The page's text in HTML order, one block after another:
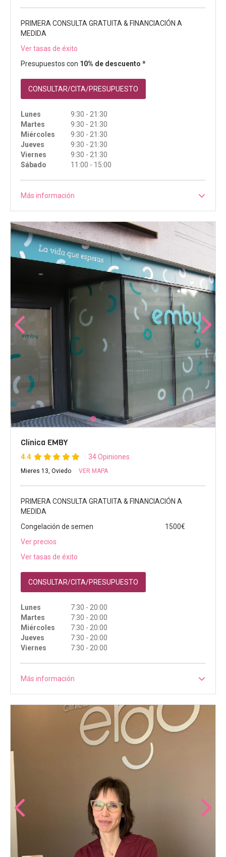
PRIMERA CONSULTA GRATUITA & FINANCIACIÓN A
MEDIDA
Ver tasas de éxito
Presupuestos con 10% de descuento *
CONSULTAR/CITA/PRESUPUESTO
Lunes
9:30 - 21:30
Martes
9:30 - 21:30
Miércoles
9:30 - 21:30
Jueves
9:30 - 21:30
Viernes
9:30 - 21:30
Sábado
11:00 - 15:00
Más información
Clínica EMBY
4.4 34 Opiniones
Mieres 13, Oviedo VER MAPA
PRIMERA CONSULTA GRATUITA & FINANCIACIÓN A
MEDIDA
Congelación de semen
1500€
Ver precios
Ver tasas de éxito
CONSULTAR/CITA/PRESUPUESTO
Lunes
7:30 - 20:00
Martes
7:30 - 20:00
Miércoles
7:30 - 20:00
Jueves
7:30 - 20:00
Viernes
7:30 - 20:00
Más información